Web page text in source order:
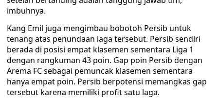
imbuhnya.
Kang Emil juga mengimbau bobotoh Persib untuk
tenang atas penundaan laga tersebut. Persib sendiri
berada di posisi empat klasemen sementara Liga 1
dengan rangkuman 43 poin. Gap poin Persib dengan
Arema FC sebagai pemuncak klasemen sementara
hanya empat poin. Persib berpotensi memangkas gap
tersebut karena memiliki profit satu laga.